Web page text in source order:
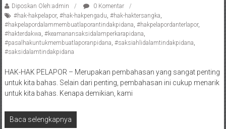
Payakumbung/
Tanjung
pati/
Sarilamak/
Hulu
air/
Pasaman/
Kapur
Pangkalan/
Diposkan Oleh:admin
0 Komentar
#hak-hakpelapor, #hak-hakpengadu, #hak-haktersangka,
#hakpelapordalammembuatlaporantindakpidana, #hakpelapordanterlapor,
#hakterdakwa, #keamanansaksidalamperkarapidana,
#pasalhakuntukmembuatlaporanpidana, #saksiahlidalamtindakpidana,
#saksidalamtindakpidana
HAK-HAK PELAPOR – Merupakan pembahasan yang sangat penting
untuk kita bahas. Selain dari penting, pembahasan ini cukup menarik
untuk kita bahas. Kenapa demikian, kami
Baca selengkapnya